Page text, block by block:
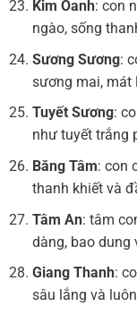
Kim Oanh: con
ngào, sống
Sương Sương:
sương mai, mát
Tuyết Sương:
như tuyết trắng
Băng Tâm: con
thanh khiết và
Tâm An: tâm
dàng, bao dung
Giang Thanh:
sâu lắng và